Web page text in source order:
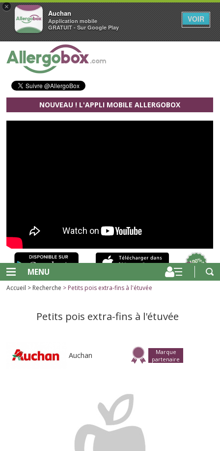
×
Auchan
Application mobile
GRATUIT - Sur Google Play
VOIR
Aller au contenu principal
NOUVEAU ! L'APPLI MOBILE ALLERGOBOX
MENU
Accueil > Recherche > Petits pois extra-fins à l'étuvée
Petits pois extra-fins à l'étuvée
Auchan
Marque
partenaire